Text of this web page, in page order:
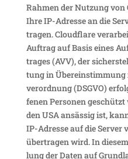
Rahmen der Nutzung
Ihre IP-Adresse an die
tragen. Cloud­flare
Auftrag auf Basis eines
trages (AVV), der
tung in
ver­ord­nung (DSGVO)
fenen Personen
den USA ansässig ist,
IP-Adresse auf die Server
über­tragen wird. In
lung der Daten auf